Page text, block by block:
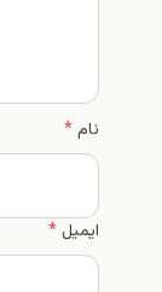
نام*
ایمیل*